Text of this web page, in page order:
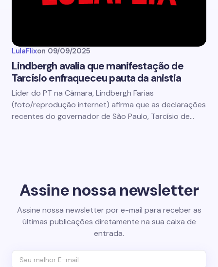
LulaFlixon 09/09/2025
Lindbergh avalia que manifestação de
Tarcísio enfraqueceu pauta da anistia
Líder do PT na Câmara, Lindbergh Farias
(foto/reprodução internet) afirma que as declarações
recentes do governador de São Paulo, Tarcísio de…
Assine nossa newsletter
Assine nossa newsletter por e-mail para receber as
últimas publicações diretamente na sua caixa de
entrada.